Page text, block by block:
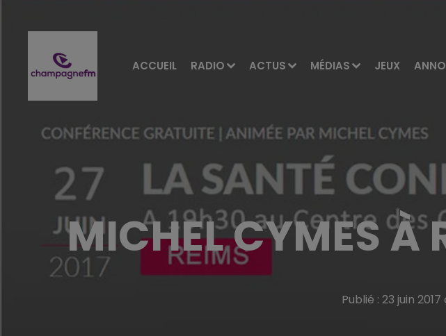
ACCUEIL RADIO ACTUS MÉDIAS JEUX
MICHEL CYMES À
Publié : 23 juin